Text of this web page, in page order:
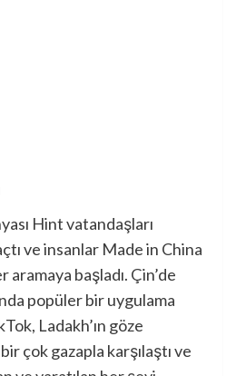
Hint vatandaşları
ve insanlar Made in China
başladı. Çin’de
popüler bir uygulama
Ladakh’ın göze
çok gazapla karşılaştı ve